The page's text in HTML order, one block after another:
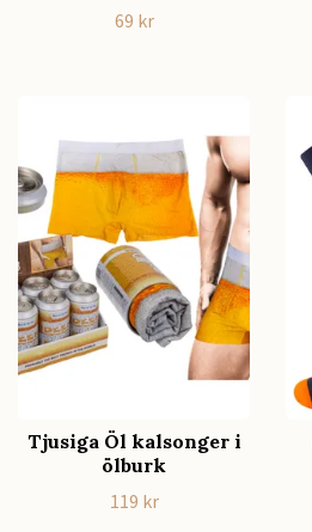
69 kr
Tjusiga Öl kalsonger i
ölburk
119 kr